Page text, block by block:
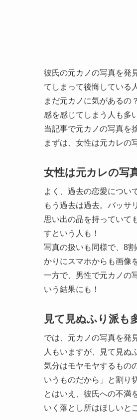
彼氏の元カノの写真を発
てしまって後悔している
まだ元カノに気があるの
感を感じてしまう人も多
当記事で元カノの写真を
まずは、女性は元カレの
女性は元カレの写
よく、過去の恋愛につい
もう過去は過去。バッサ
思い出の品を持っていて
すという人も！
写真の扱いも同様で、8
かりにスマホからも画像
一方で、男性で元カノの
いう結果にも！
見て見ぬふり派も
では、元カノの写真を発
人もいますが、見て見ぬ
気分はモヤモヤするもの
いうものだから」と割り
とはいえ、彼氏への不満
いく落とし所はほしいと